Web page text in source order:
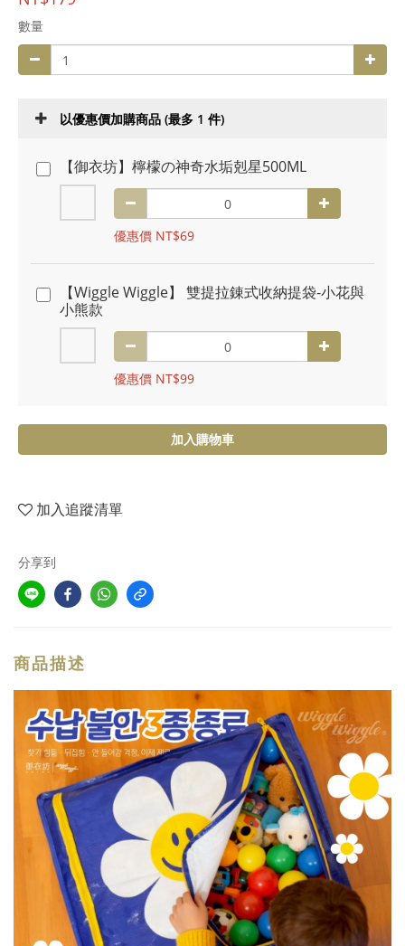
數量
以優惠價加購商品 (最多 1 件)
【御衣坊】檸檬の神奇水垢剋星500ML
優惠價 NT$69
【Wiggle Wiggle】 雙提拉錬式收納提袋-小花與
小熊款
優惠價 NT$99
加入購物車
加入追蹤清單
分享到
商品描述